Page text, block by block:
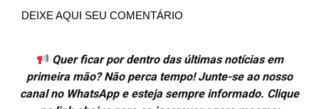
DEIXE AQUI SEU COMENTÁRIO
Quer ficar por dentro das últimas notícias em
primeira mão? Não perca tempo! Junte-se ao nosso
canal no WhatsApp e esteja sempre informado. Clique